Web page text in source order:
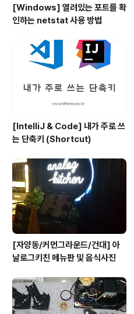
[Windows] 열려있는 포트를 확
인하는 netstat 사용 방법
[IntelliJ & Code] 내가 주로 쓰
는 단축키 (Shortcut)
[자양동/커먼그라운드/건대] 아
날로그키친 메뉴판 및 음식사진